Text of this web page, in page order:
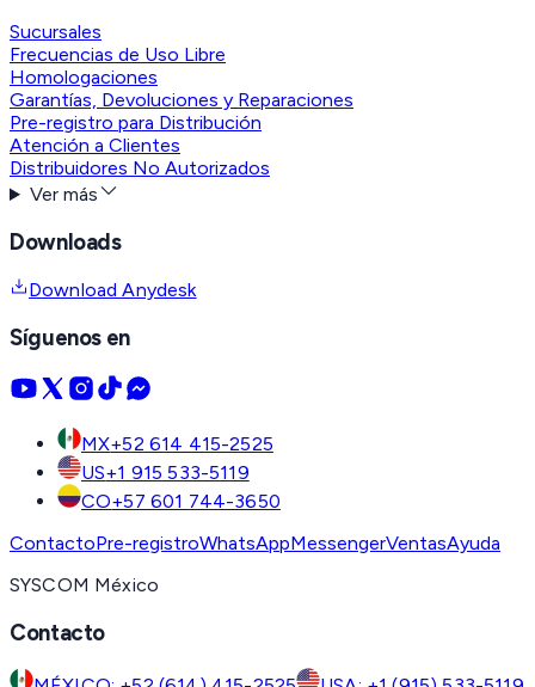
Sucursales
Frecuencias de Uso Libre
Homologaciones
Garantías, Devoluciones y Reparaciones
Pre-registro para Distribución
Atención a Clientes
Distribuidores No Autorizados
Ver más
Downloads
Download Anydesk
Síguenos en
MX+52 614 415-2525
US+1 915 533-5119
CO+57 601 744-3650
ContactoPre-registroWhatsAppMessengerVentasAyuda
SYSCOM México
Contacto